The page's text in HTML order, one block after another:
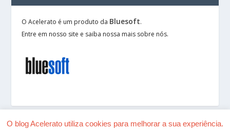
O Acelerato é um produto da Bluesoft.
Entre em nosso site e saiba nossa mais sobre nós.
O blog Acelerato utiliza cookies para melhorar a sua experiência.